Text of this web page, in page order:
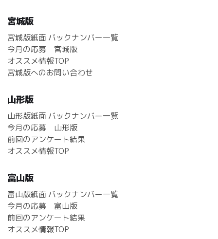
宮城版
宮城版紙面 バックナンバー一覧
今月の応募 宮城版
オススメ情報TOP
宮城版へのお問い合わせ
山形版
山形版紙面 バックナンバー一覧
今月の応募 山形版
前回のアンケート結果
オススメ情報TOP
富山版
富山版紙面 バックナンバー一覧
今月の応募 富山版
前回のアンケート結果
オススメ情報TOP